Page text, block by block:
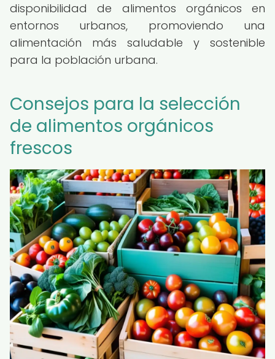
disponibilidad de alimentos orgánicos en
entornos urbanos, promoviendo una
alimentación más saludable y sostenible
para la población urbana.
Consejos para la selección
de alimentos orgánicos
frescos